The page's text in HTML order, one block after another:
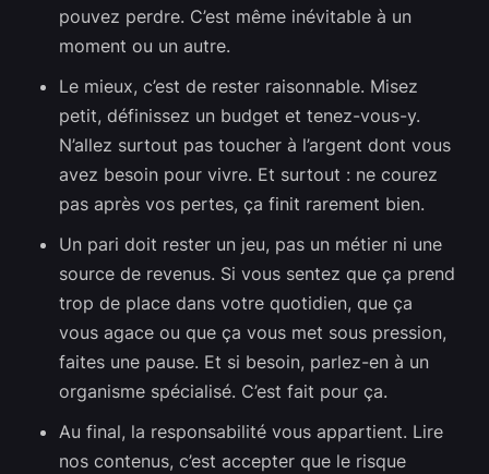
pouvez perdre. C’est même inévitable à un
moment ou un autre.
Le mieux, c’est de rester raisonnable. Misez
petit, définissez un budget et tenez-vous-y.
N’allez surtout pas toucher à l’argent dont vous
avez besoin pour vivre. Et surtout : ne courez
pas après vos pertes, ça finit rarement bien.
Un pari doit rester un jeu, pas un métier ni une
source de revenus. Si vous sentez que ça prend
trop de place dans votre quotidien, que ça
vous agace ou que ça vous met sous pression,
faites une pause. Et si besoin, parlez-en à un
organisme spécialisé. C’est fait pour ça.
Au final, la responsabilité vous appartient. Lire
nos contenus, c’est accepter que le risque